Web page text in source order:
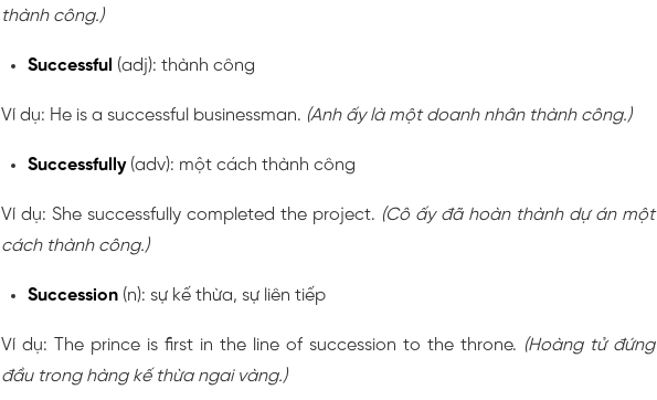
thành công.)
Successful (adj): thành công
Ví dụ: He is a successful businessman. (Anh ấy là một doanh nhân thành công.)
Successfully (adv): một cách thành công
Ví dụ: She successfully completed the project. (Cô ấy đã hoàn thành dự án một
cách thành công.)
Succession (n): sự kế thừa, sự liên tiếp
Ví dụ: The prince is first in the line of succession to the throne. (Hoàng tử đứng
đầu trong hàng kế thừa ngai vàng.)